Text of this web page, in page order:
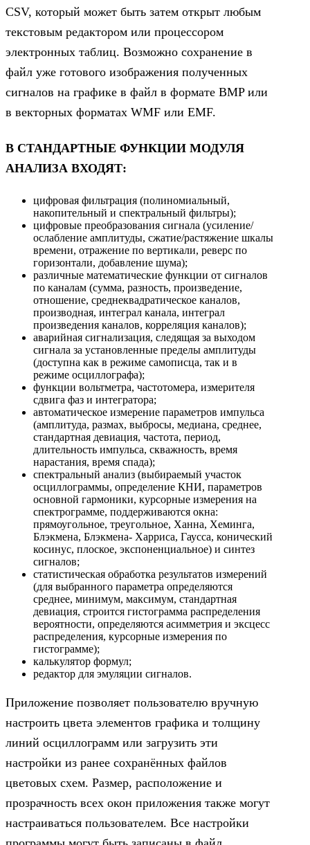
CSV, который может быть затем открыт любым
текстовым редактором или процессором
электронных таблиц. Возможно сохранение в
файл уже готового изображения полученных
сигналов на графике в файл в формате BMP или
в векторных форматах WMF или EMF.
В СТАНДАРТНЫЕ ФУНКЦИИ МОДУЛЯ
АНАЛИЗА ВХОДЯТ:
цифровая фильтрация (полиномиальный,
накопительный и спектральный фильтры);
цифровые преобразования сигнала (усиление/
ослабление амплитуды, сжатие/растяжение шкалы
времени, отражение по вертикали, реверс по
горизонтали, добавление шума);
различные математические функции от сигналов
по каналам (сумма, разность, произведение,
отношение, среднеквадратическое каналов,
производная, интеграл канала, интеграл
произведения каналов, корреляция каналов);
аварийная сигнализация, следящая за выходом
сигнала за установленные пределы амплитуды
(доступна как в режиме самописца, так и в
режиме осциллографа);
функции вольтметра, частотомера, измерителя
сдвига фаз и интегратора;
автоматическое измерение параметров импульса
(амплитуда, размах, выбросы, медиана, среднее,
стандартная девиация, частота, период,
длительность импульса, скважность, время
нарастания, время спада);
спектральный анализ (выбираемый участок
осциллограммы, определение КНИ, параметров
основной гармоники, курсорные измерения на
спектрограмме, поддерживаются окна:
прямоугольное, треугольное, Ханна, Хеминга,
Блэкмена, Блэкмена- Харриса, Гаусса, конический
косинус, плоское, экспоненциальное) и синтез
сигналов;
статистическая обработка результатов измерений
(для выбранного параметра определяются
среднее, минимум, максимум, стандартная
девиация, строится гистограмма распределения
вероятности, определяются асимметрия и эксцесс
распределения, курсорные измерения по
гистограмме);
калькулятор формул;
редактор для эмуляции сигналов.
Приложение позволяет пользователю вручную
настроить цвета элементов графика и толщину
линий осциллограмм или загрузить эти
настройки из ранее сохранённых файлов
цветовых схем. Размер, расположение и
прозрачность всех окон приложения также могут
настраиваться пользователем. Все настройки